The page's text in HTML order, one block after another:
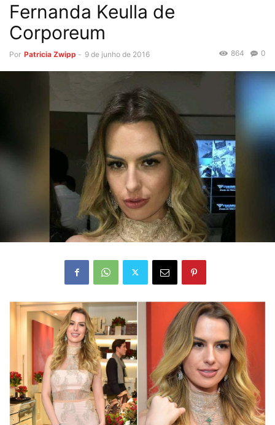
Fernanda Keulla de
Corporeum
Por Patricia Zwipp - 9 de junho de 2016 0
864